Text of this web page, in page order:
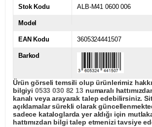
Stok Kodu ALB-M41 0600 006
Model
EAN Kodu 3605324441507
Barkod
Ürün görseli temsili olup ürünlerimiz
bilgiyi 0533 030 82 13numaralı
kanalı veya arayarak talep edebilirsiniz.
açıklamalar sürekli olarak
sadece kataloglarda yer aldığı için
hattımızdan bilgi talep etmenizi tavsiye